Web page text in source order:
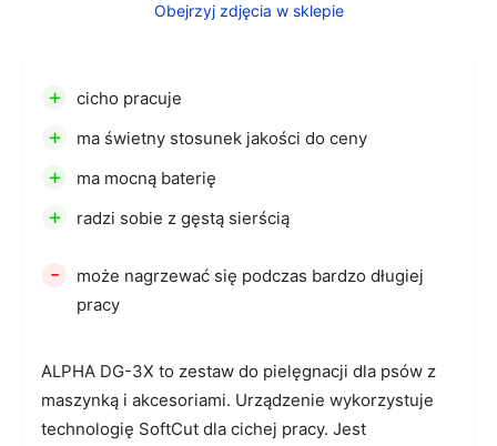
Obejrzyj zdjęcia w sklepie
ALPHA DG-3X to zestaw do pielęgnacji dla psów z
maszynką i akcesoriami. Urządzenie wykorzystuje
technologię SoftCut dla cichej pracy. Jest
+ cicho pracuje
+ ma świetny stosunek jakości do ceny
+ ma mocną baterię
+ radzi sobie z gęstą sierścią
-
może nagrzewać się podczas bardzo długiej
pracy